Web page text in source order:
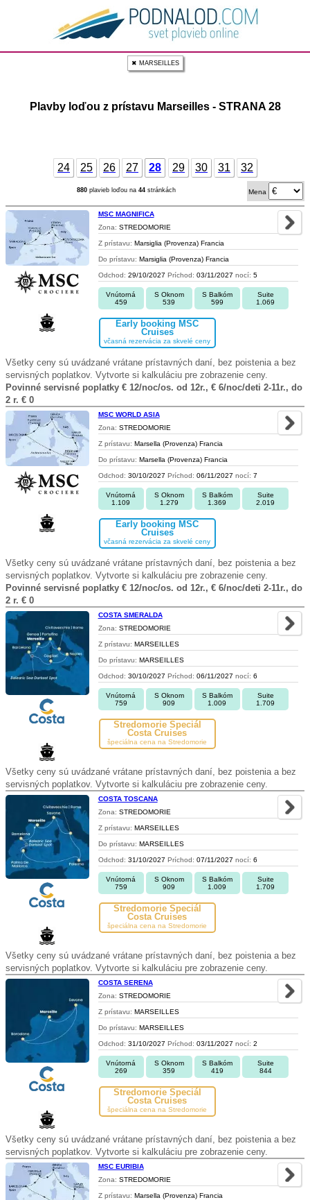
✖ MARSEILLES
Plavby loďou z prístavu Marseilles - STRANA 28
24 25 26 27 28 29 30 31 32
880 plavieb loďou na 44 stránkách Mena
MSC MAGNIFICA
Zona: STREDOMORIE
Z prístavu: Marsiglia (Provenza) Francia
Do prístavu: Marsiglia (Provenza) Francia
Odchod: 29/10/2027 Príchod: 03/11/2027 nocí: 5
Vnútorná
459
S Oknom
539
S Balkóm
599
Suite
1.069
Early booking MSC
Cruises
včasná rezervácia za skvelé ceny
Všetky ceny sú uvádzané vrátane prístavných daní, bez poistenia a bez
servisných poplatkov. Vytvorte si kalkuláciu pre zobrazenie ceny.
Povinné servisné poplatky € 12/noc/os. od 12r., € 6/noc/deti 2-11r., do
2 r. € 0
MSC WORLD ASIA
Zona: STREDOMORIE
Z prístavu: Marsella (Provenza) Francia
Do prístavu: Marsella (Provenza) Francia
Odchod: 30/10/2027 Príchod: 06/11/2027 nocí: 7
Vnútorná
1.109
S Oknom
1.279
S Balkóm
1.369
Suite
2.019
Early booking MSC
Cruises
včasná rezervácia za skvelé ceny
Všetky ceny sú uvádzané vrátane prístavných daní, bez poistenia a bez
servisných poplatkov. Vytvorte si kalkuláciu pre zobrazenie ceny.
Povinné servisné poplatky € 12/noc/os. od 12r., € 6/noc/deti 2-11r., do
2 r. € 0
COSTA SMERALDA
Zona: STREDOMORIE
Z prístavu: MARSEILLES
Do prístavu: MARSEILLES
Odchod: 30/10/2027 Príchod: 06/11/2027 nocí: 6
Vnútorná
759
S Oknom
909
S Balkóm
1.009
Suite
1.709
Stredomorie Špeciál
Costa Cruises
špeciálna cena na Stredomorie
Všetky ceny sú uvádzané vrátane prístavných daní, bez poistenia a bez
servisných poplatkov. Vytvorte si kalkuláciu pre zobrazenie ceny.
COSTA TOSCANA
Zona: STREDOMORIE
Z prístavu: MARSEILLES
Do prístavu: MARSEILLES
Odchod: 31/10/2027 Príchod: 07/11/2027 nocí: 6
Vnútorná
759
S Oknom
909
S Balkóm
1.009
Suite
1.709
Stredomorie Špeciál
Costa Cruises
špeciálna cena na Stredomorie
Všetky ceny sú uvádzané vrátane prístavných daní, bez poistenia a bez
servisných poplatkov. Vytvorte si kalkuláciu pre zobrazenie ceny.
COSTA SERENA
Zona: STREDOMORIE
Z prístavu: MARSEILLES
Do prístavu: MARSEILLES
Odchod: 31/10/2027 Príchod: 03/11/2027 nocí: 2
Vnútorná
269
S Oknom
359
S Balkóm
419
Suite
844
Stredomorie Špeciál
Costa Cruises
špeciálna cena na Stredomorie
Všetky ceny sú uvádzané vrátane prístavných daní, bez poistenia a bez
servisných poplatkov. Vytvorte si kalkuláciu pre zobrazenie ceny.
MSC EURIBIA
Zona: STREDOMORIE
Z prístavu: Marsella (Provenza) Francia